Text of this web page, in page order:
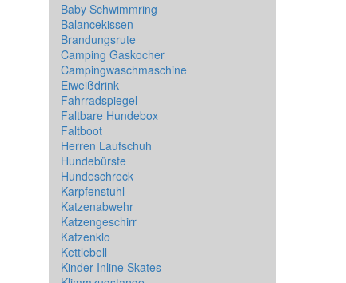
Baby Schwimmring
Balancekissen
Brandungsrute
Camping Gaskocher
Campingwaschmaschine
Eiweißdrink
Fahrradspiegel
Faltbare Hundebox
Faltboot
Herren Laufschuh
Hundebürste
Hundeschreck
Karpfenstuhl
Katzenabwehr
Katzengeschirr
Katzenklo
Kettlebell
Kinder Inline Skates